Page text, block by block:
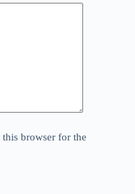
browser for the